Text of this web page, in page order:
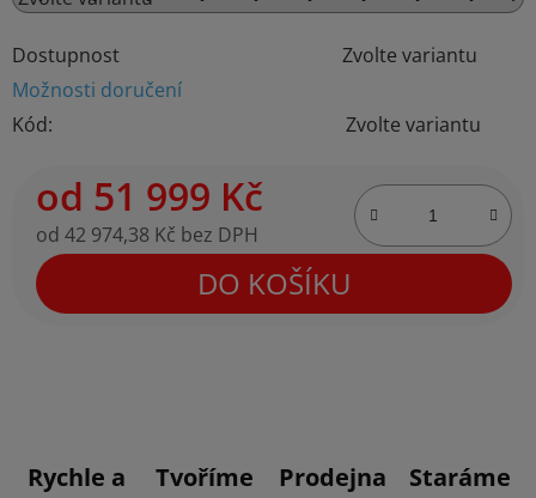
Dostupnost
Zvolte variantu
Možnosti doručení
Kód:
Zvolte variantu
od 51 999 Kč
od 42 974,38 Kč bez DPH
Měrná cena:
DO KOŠÍKU
Rychle a
Tvoříme
Prodejna
Staráme